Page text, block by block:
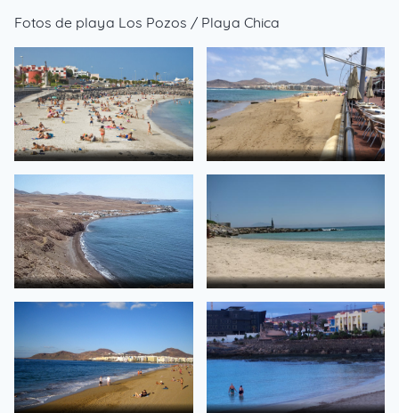
Fotos de playa Los Pozos / Playa Chica
de de